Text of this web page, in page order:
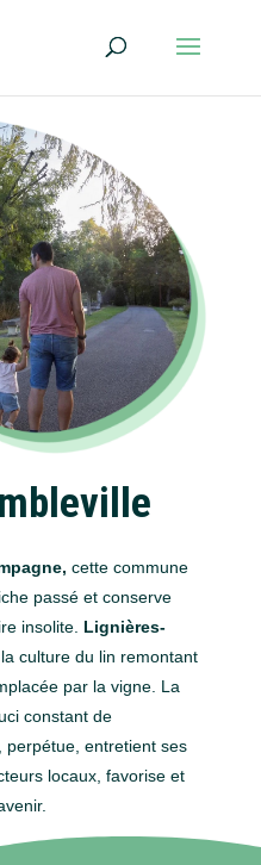
cette commune
passé et conserve
insolite. Lignières-
culture du lin remontant
par la vigne. La
constant de
perpétue, entretient ses
locaux, favorise et